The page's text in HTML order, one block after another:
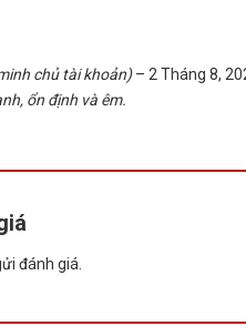
chủ tài khoản) – 2 Tháng 8,
ổn định và êm.
đánh giá.